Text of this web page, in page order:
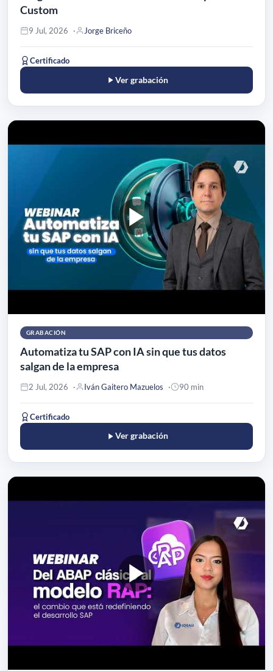
Custom
9 Jul, 2026 Jorge Briceño
Certificado
Ver grabación
GRABACIÓN
Automatiza tu SAP con IA sin que tus datos
salgan de la empresa
2 Jul, 2026 Iván Gaitero Mazuelos 90 min
Certificado
Ver grabación